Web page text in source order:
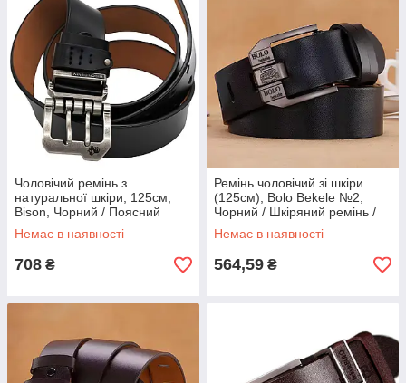
Чоловічий ремінь з
натуральної шкіри, 125см,
Bison, Чорний / Поясний
ремінь шкіряний / Ремінь з
двома язичками
Немає в наявності
708 ₴
Ремінь чоловічий зі шкіри
(125см), Bolo Bekele №2,
Чорний / Шкіряний ремінь /
Ремінь під джинси
Немає в наявності
564,59 ₴